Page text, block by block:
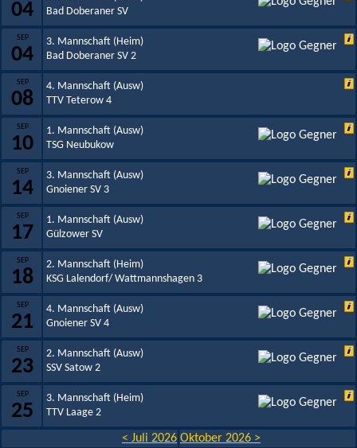
04
Bad Doberaner SV
SEP
04
3. Mannschaft (Heim)
Bad Doberaner SV 2
SEP
08
4. Mannschaft (Ausw)
TTV Teterow 4
SEP
10
1. Mannschaft (Ausw)
TSG Neubukow
SEP
14
3. Mannschaft (Ausw)
Gnoiener SV 3
SEP
17
1. Mannschaft (Ausw)
Gülzower SV
SEP
18
2. Mannschaft (Heim)
KSG Lalendorf/ Wattmannshagen 3
SEP
21
4. Mannschaft (Ausw)
Gnoiener SV 4
SEP
23
2. Mannschaft (Ausw)
SSV Satow 2
SEP
25
3. Mannschaft (Heim)
TTV Laage 2
< Juli 2026 Oktober 2026 >